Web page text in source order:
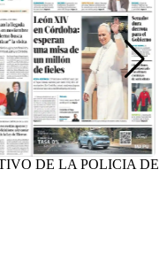
DE LA POLICIA DE